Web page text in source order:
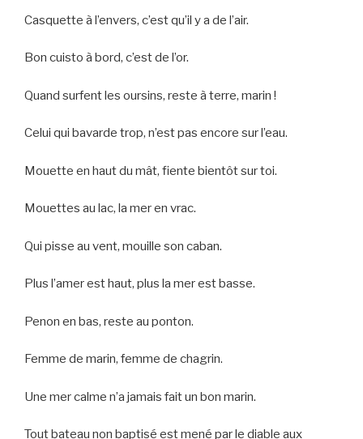
Casquette à l’envers, c’est qu’il y a de l’air.
Bon cuisto à bord, c’est de l’or.
Quand surfent les oursins, reste à terre, marin !
Celui qui bavarde trop, n’est pas encore sur l’eau.
Mouette en haut du mât, fiente bientôt sur toi.
Mouettes au lac, la mer en vrac.
Qui pisse au vent, mouille son caban.
Plus l’amer est haut, plus la mer est basse.
Penon en bas, reste au ponton.
Femme de marin, femme de chagrin.
Une mer calme n’a jamais fait un bon marin.
Tout bateau non baptisé est mené par le diable aux